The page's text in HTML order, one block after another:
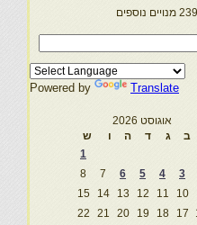
Powered by Translate
אוגוסט 2026
ב ג ד ה ו
ש
1
3
4
5
6
7
8
10
11
12
13
14
15
17
18
19
20
21
22